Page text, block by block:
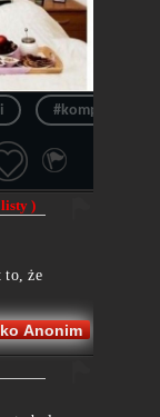
#komputery
)
to, że
Anonim